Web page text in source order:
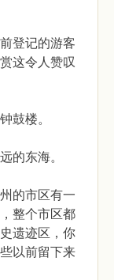
登记的游客
这令人赞叹
鼓楼。
的东海。
的市区有一
整个市区都
遗迹区，你
以前留下来